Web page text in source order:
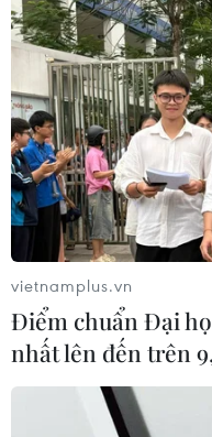
vietnamplus.vn
Điểm chuẩn Đại
nhất lên đến trên